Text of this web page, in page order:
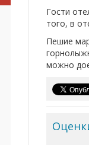
Гости
того, в
Пешие
можно